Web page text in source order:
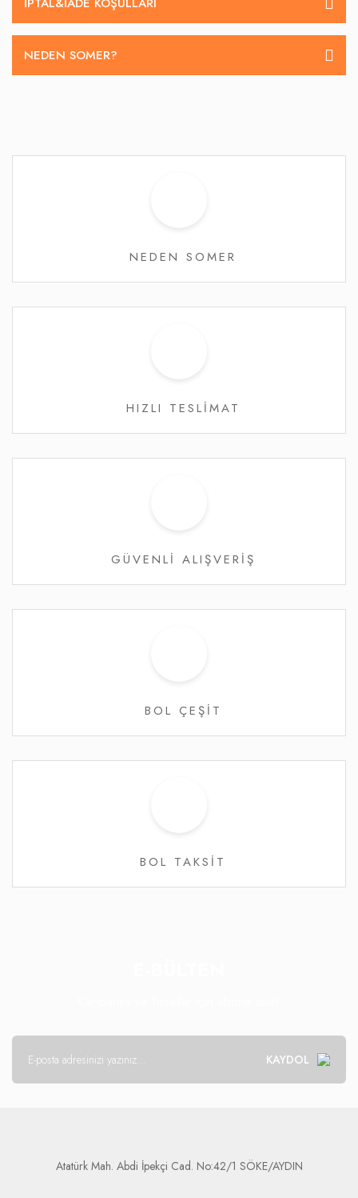
NEDEN SOMER?
NEDEN SOMER
HIZLI TESLİMAT
GÜVENLİ ALIŞVERİŞ
BOL ÇEŞİT
BOL TAKSİT
KAYDOL
Atatürk Mah. Abdi İpekçi Cad. No:42/1 SÖKE/AYDIN